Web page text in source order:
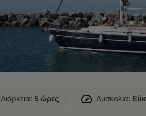
Διάρκεια: 5 ώρες Δυσκολία: